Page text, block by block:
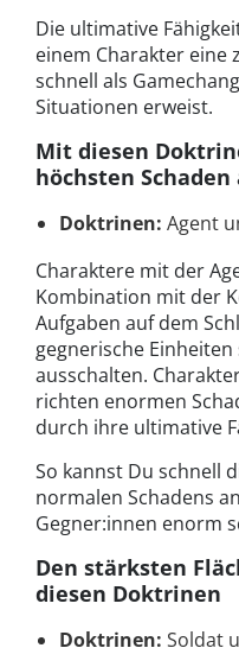
Die ultimative
einem Charakter eine
schnell als
Situationen erweist.
Mit diesen
höchsten
Doktrinen: Agent
Charaktere mit der
Kombination mit der
Aufgaben auf dem
gegnerische
ausschalten.
richten enormen
durch ihre ultimative
So kannst Du schnell
normalen Schadens
Gegner:innen enorm
Den stärksten
diesen Doktrinen
Doktrinen: Soldat